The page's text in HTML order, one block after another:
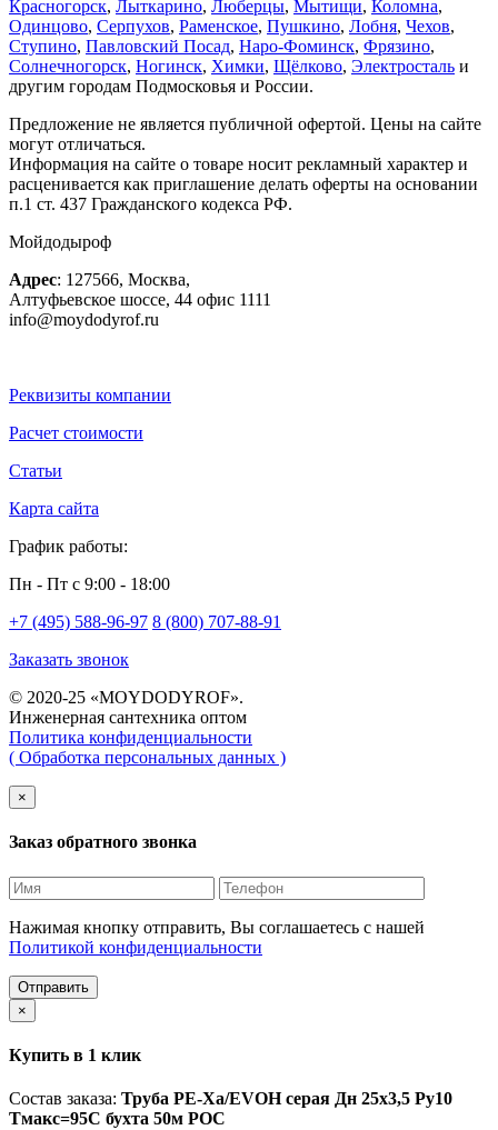
Красногорск, Лыткарино, Люберцы, Мытищи, Коломна,
Одинцово, Серпухов, Раменское, Пушкино, Лобня, Чехов,
Ступино, Павловский Посад, Наро-Фоминск, Фрязино,
Солнечногорск, Ногинск, Химки, Щёлково, Электросталь и
другим городам Подмосковья и России.
Предложение не является публичной офертой. Цены на сайте
могут отличаться.
Информация на сайте о товаре носит рекламный характер и
расценивается как приглашение делать оферты на основании
п.1 ст. 437 Гражданского кодекса РФ.
Мойдодыроф
Адрес: 127566, Москва,
Алтуфьевское шоссе, 44 офис 1111
info@moydodyrof.ru
Реквизиты компании
Расчет стоимости
Статьи
Карта сайта
График работы:
Пн - Пт с 9:00 - 18:00
+7 (495) 588-96-97 8 (800) 707-88-91
Заказать звонок
© 2020-25 «MOYDODYROF».
Инженерная сантехника оптом
Политика конфиденциальности
( Обработка персональных данных )
×
Заказ обратного звонка
Нажимая кнопку отправить, Вы соглашаетесь с нашей
Политикой конфиденциальности
Отправить
×
Купить в 1 клик
Состав заказа: Труба PE-Xa/EVOH серая Дн 25х3,5 Ру10
Тмакс=95C бухта 50м РОС